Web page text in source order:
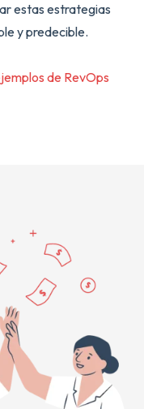
estas estrategias
y predecible.
de RevOps